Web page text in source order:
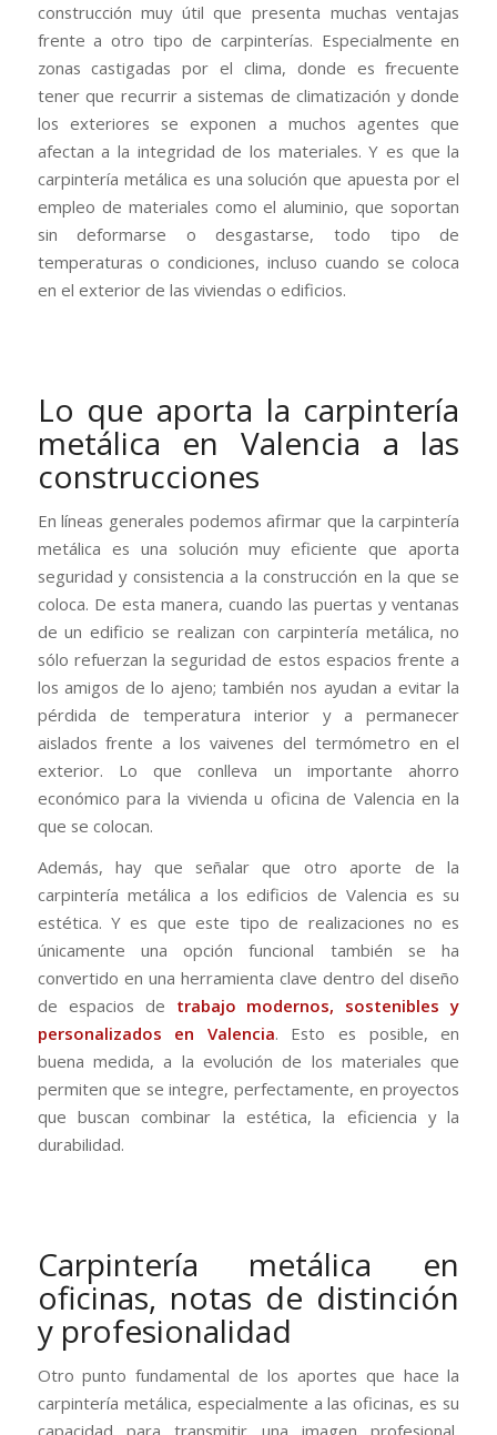
construcción muy útil que presenta muchas ventajas
frente a otro tipo de carpinterías. Especialmente en
zonas castigadas por el clima, donde es frecuente
tener que recurrir a sistemas de climatización y donde
los exteriores se exponen a muchos agentes que
afectan a la integridad de los materiales. Y es que la
carpintería metálica es una solución que apuesta por el
empleo de materiales como el aluminio, que soportan
sin deformarse o desgastarse, todo tipo de
temperaturas o condiciones, incluso cuando se coloca
en el exterior de las viviendas o edificios.
Lo que aporta la carpintería
metálica en Valencia a las
construcciones
En líneas generales podemos afirmar que la carpintería
metálica es una solución muy eficiente que aporta
seguridad y consistencia a la construcción en la que se
coloca. De esta manera, cuando las puertas y ventanas
de un edificio se realizan con carpintería metálica, no
sólo refuerzan la seguridad de estos espacios frente a
los amigos de lo ajeno; también nos ayudan a evitar la
pérdida de temperatura interior y a permanecer
aislados frente a los vaivenes del termómetro en el
exterior. Lo que conlleva un importante ahorro
económico para la vivienda u oficina de Valencia en la
que se colocan.
Además, hay que señalar que otro aporte de la
carpintería metálica a los edificios de Valencia es su
estética. Y es que este tipo de realizaciones no es
únicamente una opción funcional también se ha
convertido en una herramienta clave dentro del diseño
de espacios de trabajo modernos, sostenibles y
personalizados en Valencia. Esto es posible, en
buena medida, a la evolución de los materiales que
permiten que se integre, perfectamente, en proyectos
que buscan combinar la estética, la eficiencia y la
durabilidad.
Carpintería metálica en
oficinas, notas de distinción
y profesionalidad
Otro punto fundamental de los aportes que hace la
carpintería metálica, especialmente a las oficinas, es su
capacidad para transmitir una imagen profesional,